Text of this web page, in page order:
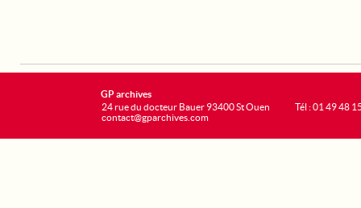
GP archives
24 rue du docteur Bauer 93400 St Ouen
contact@gparchives.com
Tél : 01 49 48